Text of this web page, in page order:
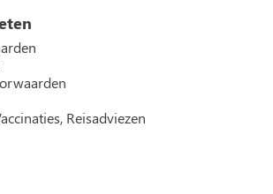
Reisadviezen